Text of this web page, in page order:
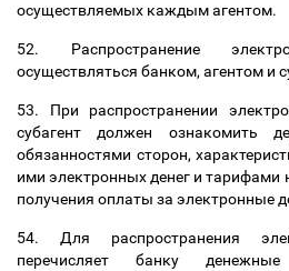
осуществляемых каждым агентом.
52. Распространение
осуществляться банком, агентом и
53. При распространении
субагент должен ознакомить
обязанностями сторон,
ими электронных денег и тарифами
получения оплаты за электронные
54. Для распространения
перечисляет банку денежные